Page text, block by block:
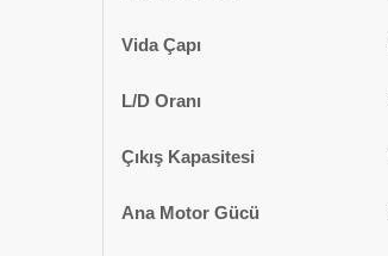
Vida Çapı
L/D Oranı
Çıkış Kapasitesi
Ana Motor Gücü